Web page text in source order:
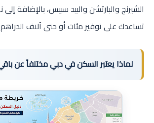
الشيرنج والبارتشن والبيد سبيس، بالإضافة
تساعدك على توفير مئات أو حتى آلاف
لماذا يعتبر السكن في دبي مختلفاً عن